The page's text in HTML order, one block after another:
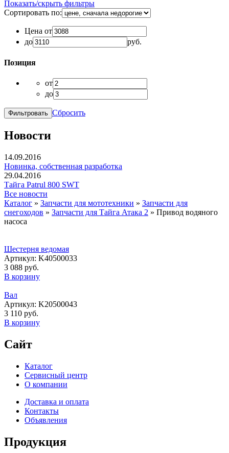
Показать/скрыть фильтры
Сортировать по:
Цена от
до
руб.
Позиция
от
до
Сбросить
Новости
14.09.2016
Новинка, собственная разработка
29.04.2016
Тайга Patrul 800 SWT
Все новости
Каталог » Запчасти для мототехники » Запчасти для
снегоходов » Запчасти для Тайга Атака 2 » Привод водяного
насоса
Шестерня ведомая
Артикул: K40500033
3 088 руб.
В корзину
Вал
Артикул: K20500043
3 110 руб.
В корзину
Сайт
Каталог
Сервисный центр
О компании
Доставка и оплата
Контакты
Объявления
Продукция